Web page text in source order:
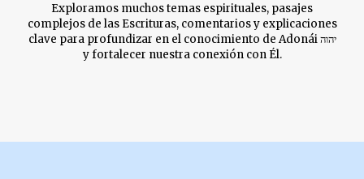
Exploramos muchos temas espirituales, pasajes
complejos de las Escrituras, comentarios y explicaciones
clave para profundizar en el conocimiento de Adonái יהוה
y fortalecer nuestra conexión con Él.